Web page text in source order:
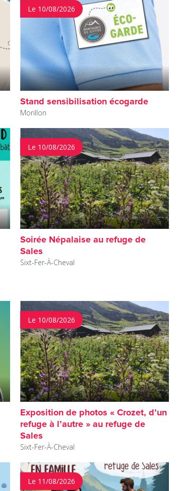
Le 10/08/2026
Stand sensibilisation écogarde
Morillon
Le 10/08/2026
Soirée Népalaise au refuge de
Sales
Sixt-Fer-À-Cheval
Le 10/08/2026
Exposition de photos « Crozet, d’un
refuge à l’autre » au refuge de
Sales
Sixt-Fer-À-Cheval
Le 11/08/2026